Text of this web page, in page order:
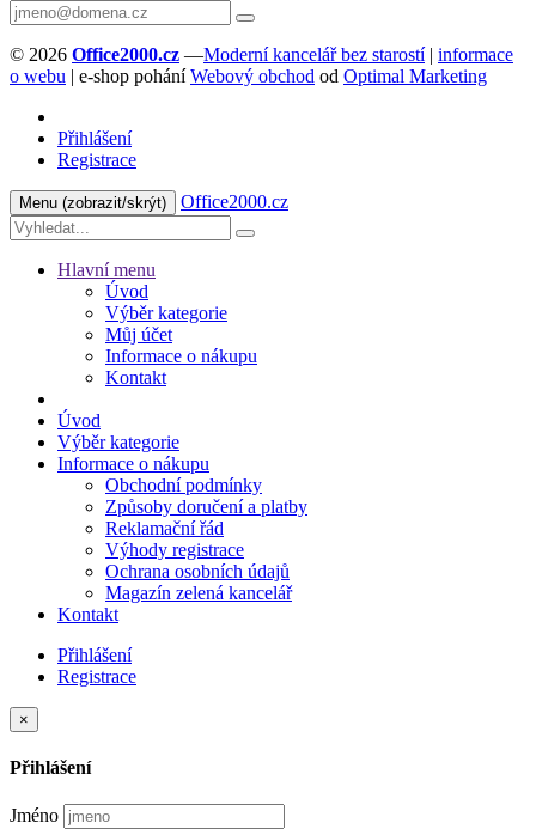
© 2026 Office2000.cz —Moderní kancelář bez starostí| informace
o webu | e-shop poháníWebový obchod od Optimal Marketing
Přihlášení
Registrace
Menu (zobrazit/skrýt) Office2000.cz
Hlavní menu
Úvod
Výběr kategorie
Můj účet
Informace o nákupu
Kontakt
Úvod
Výběr kategorie
Informace o nákupu
Obchodní podmínky
Způsoby doručení a platby
Reklamační řád
Výhody registrace
Ochrana osobních údajů
Magazín zelená kancelář
Kontakt
Přihlášení
Registrace
×
Přihlášení
Jméno